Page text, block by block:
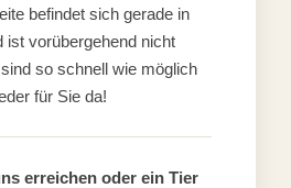
befindet sich gerade in
ist vorübergehend nicht
so schnell wie möglich
für Sie da!
erreichen oder ein Tier